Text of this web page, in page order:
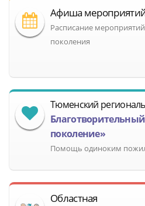
Афиша
Расписание
поколения
Тюменский
поколение»
Помощь одиноким
Областная